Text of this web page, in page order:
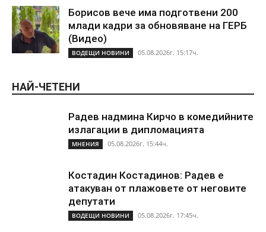
Борисов вече има подготвени 200
млади кадри за обновяване на ГЕРБ
(Видео)
ВОДЕЩИ НОВИНИ 05.08.2026г. 15:17ч.
НАЙ-ЧЕТЕНИ
Радев надмина Кирчо в комедийните
излагации в дипломацията
МНЕНИЯ 05.08.2026г. 15:44ч.
Костадин Костадинов: Радев е
атакуван от плажoвете от неговите
депутати
ВОДЕЩИ НОВИНИ 05.08.2026г. 17:45ч.